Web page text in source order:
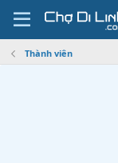
Thành viên